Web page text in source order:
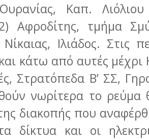
Καπ.
Αφροδίτης, τμήμα
Ιλιάδος. Στις
και κάτω από αυτές
Στρατόπεδα Β’ ΣΣ,
νωρίτερα το ρεύμα
διακοπής που
δίκτυα και οι